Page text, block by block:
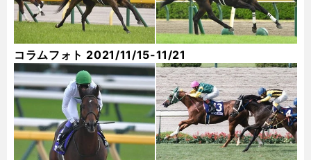
コラムフォト 2021/11/15-11/21